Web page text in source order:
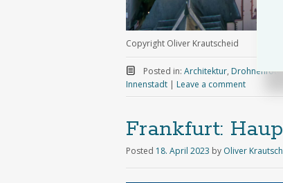
Copyright Oliver Krautscheid
Posted in: Architektur,
Innenstadt | Leave a comment
Frankfurt:
Posted 18. April 2023 by Oliver